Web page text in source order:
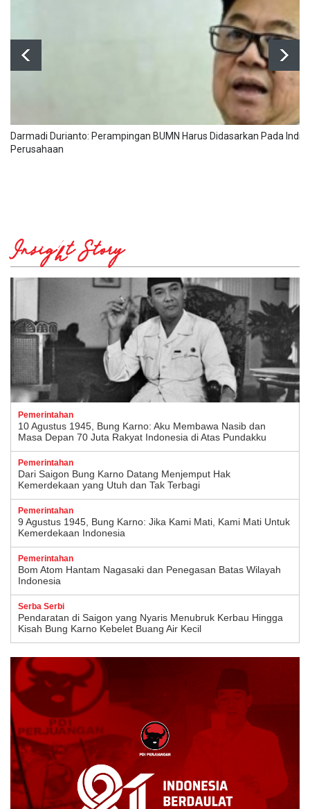
Darmadi Durianto: Perampingan BUMN Harus Didasarkan Pada
Perusahaan
Insight Story
Pemerintahan
10 Agustus 1945, Bung Karno: Aku Membawa Nasib dan
Masa Depan 70 Juta Rakyat Indonesia di Atas Pundakku
Pemerintahan
Dari Saigon Bung Karno Datang Menjemput Hak
Kemerdekaan yang Utuh dan Tak Terbagi
Pemerintahan
9 Agustus 1945, Bung Karno: Jika Kami Mati, Kami Mati Untuk
Kemerdekaan Indonesia
Pemerintahan
Bom Atom Hantam Nagasaki dan Penegasan Batas Wilayah
Indonesia
Serba Serbi
Pendaratan di Saigon yang Nyaris Menubruk Kerbau Hingga
Kisah Bung Karno Kebelet Buang Air Kecil